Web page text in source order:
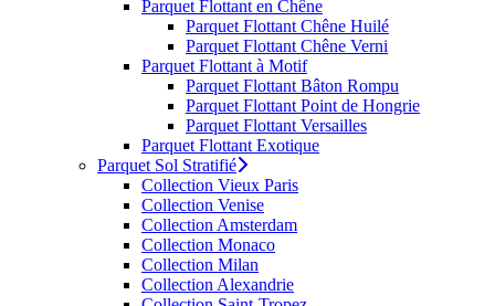
Parquet Flottant en Chêne
Parquet Flottant Chêne Huilé
Parquet Flottant Chêne Verni
Parquet Flottant à Motif
Parquet Flottant Bâton Rompu
Parquet Flottant Point de Hongrie
Parquet Flottant Versailles
Parquet Flottant Exotique
Parquet Sol Stratifié
Collection Vieux Paris
Collection Venise
Collection Amsterdam
Collection Monaco
Collection Milan
Collection Alexandrie